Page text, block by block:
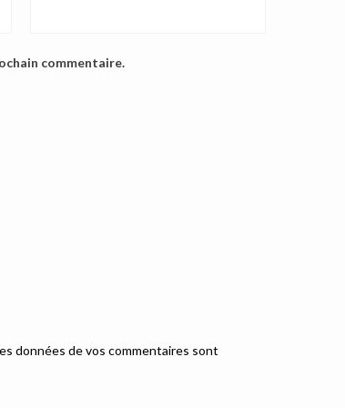
commentaire.
données de vos commentaires sont